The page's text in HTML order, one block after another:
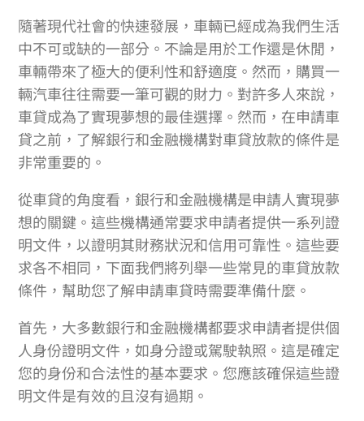
隨著現代社會的快速發展，車輛已經成為我們生活
中不可或缺的一部分。不論是用於工作還是休閒，
車輛帶來了極大的便利性和舒適度。然而，購買一
輛汽車往往需要一筆可觀的財力。對許多人來說，
車貸成為了實現夢想的最佳選擇。然而，在申請車
貸之前，了解銀行和金融機構對車貸放款的條件是
非常重要的。
從車貸的角度看，銀行和金融機構是申請人實現夢
想的關鍵。這些機構通常要求申請者提供一系列證
明文件，以證明其財務狀況和信用可靠性。這些要
求各不相同，下面我們將列舉一些常見的車貸放款
條件，幫助您了解申請車貸時需要準備什麼。
首先，大多數銀行和金融機構都要求申請者提供個
人身份證明文件，如身分證或駕駛執照。這是確定
您的身份和合法性的基本要求。您應該確保這些證
明文件是有效的且沒有過期。